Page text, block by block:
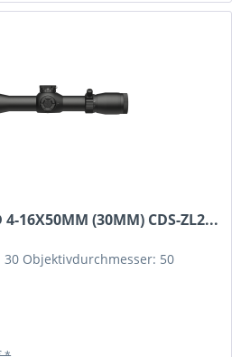
4-16X50MM (30MM) CDS-ZL2...
Objektivdurchmesser: 50